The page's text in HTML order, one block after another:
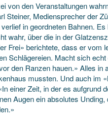
von den Veranstaltungen
Steiner, Mediensprecher der
in geordneten Bahnen.
wahr, über die in der
Frei» berichtete, dass er vom
Schlägereien. Macht sich
den Ranzen hauen.» Alles
mussten. Und auch im
einer Zeit, in der es aufgrund
Augen ein absolutes